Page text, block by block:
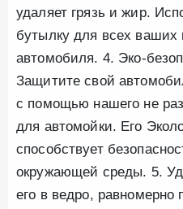
удаляет грязь и жир.
бутылку для всех ваших
автомобиля. 4. Эко-
Защитите свой
с помощью нашего не
для автомойки. Его
способствует
окружающей среды. 5.
его в ведро,